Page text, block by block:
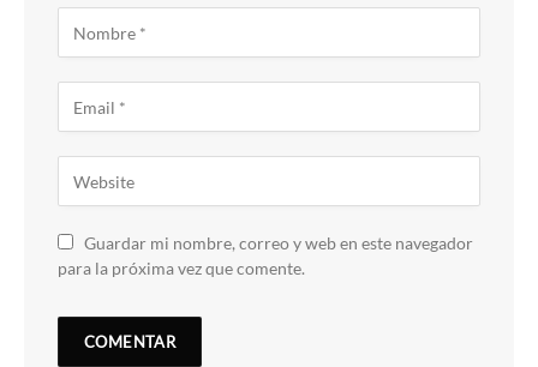
Guardar mi nombre, correo y web en este navegador
para la próxima vez que comente.